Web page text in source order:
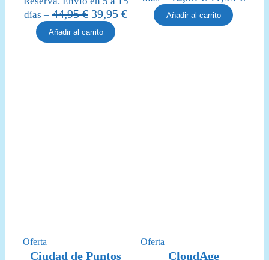
días – 44,95€ El
precio
original
39,95 €El
precio
Añadir al carrito
precio
original
Añadir al carrito
Oferta
en
Ciudad de Puntos
Oferta
en
CloudAge